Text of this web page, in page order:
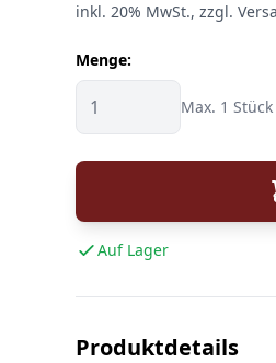
inkl. 20% MwSt., zzgl.
Menge:
Max. 1
Auf Lager
Produktdetails